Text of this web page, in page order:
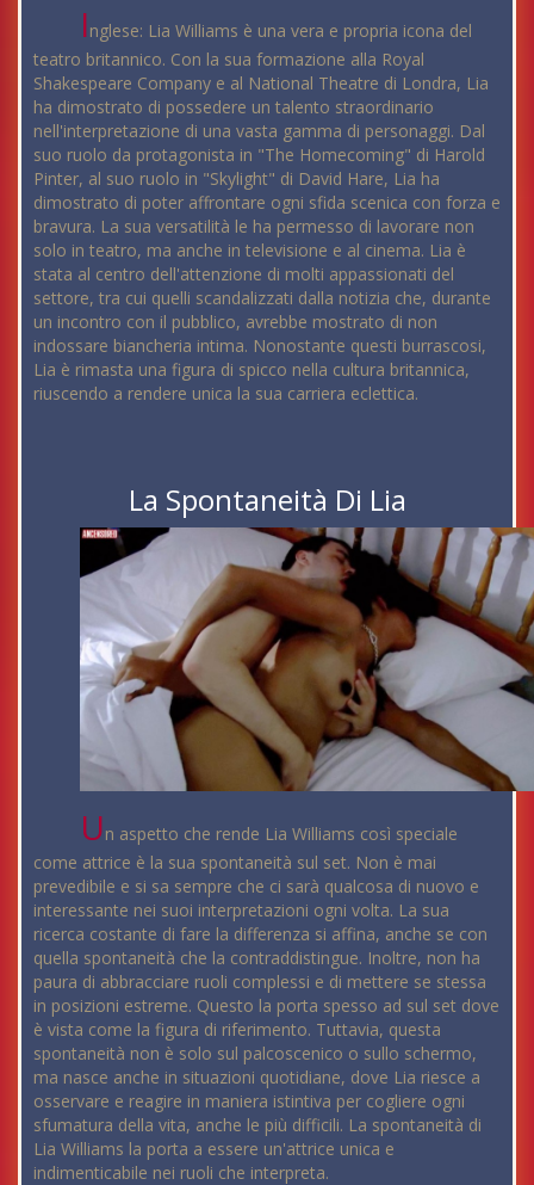
Inglese: Lia Williams è una vera e propria icona del
teatro britannico. Con la sua formazione alla Royal
Shakespeare Company e al National Theatre di Londra, Lia
ha dimostrato di possedere un talento straordinario
nell'interpretazione di una vasta gamma di personaggi. Dal
suo ruolo da protagonista in "The Homecoming" di Harold
Pinter, al suo ruolo in "Skylight" di David Hare, Lia ha
dimostrato di poter affrontare ogni sfida scenica con forza e
bravura. La sua versatilità le ha permesso di lavorare non
solo in teatro, ma anche in televisione e al cinema. Lia è
stata al centro dell'attenzione di molti appassionati del
settore, tra cui quelli scandalizzati dalla notizia che, durante
un incontro con il pubblico, avrebbe mostrato di non
indossare biancheria intima. Nonostante questi burrascosi,
Lia è rimasta una figura di spicco nella cultura britannica,
riuscendo a rendere unica la sua carriera eclettica.
La Spontaneità Di Lia
Un aspetto che rende Lia Williams così speciale
come attrice è la sua spontaneità sul set. Non è mai
prevedibile e si sa sempre che ci sarà qualcosa di nuovo e
interessante nei suoi interpretazioni ogni volta. La sua
ricerca costante di fare la differenza si affina, anche se con
quella spontaneità che la contraddistingue. Inoltre, non ha
paura di abbracciare ruoli complessi e di mettere se stessa
in posizioni estreme. Questo la porta spesso ad sul set dove
è vista come la figura di riferimento. Tuttavia, questa
spontaneità non è solo sul palcoscenico o sullo schermo,
ma nasce anche in situazioni quotidiane, dove Lia riesce a
osservare e reagire in maniera istintiva per cogliere ogni
sfumatura della vita, anche le più difficili. La spontaneità di
Lia Williams la porta a essere un'attrice unica e
indimenticabile nei ruoli che interpreta.